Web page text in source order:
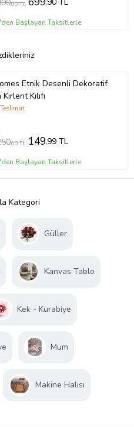
,00 TL
Başlayan Taksitlerle
Etnik Desenli Dekoratif
Kılıfı
,00 TL 149,99 TL
Başlayan Taksitlerle
Kategori
Güller
Kanvas Tablo
Kek - Kurabiye
Mum
Makine Halısı